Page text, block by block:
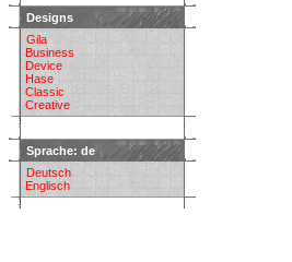
Designs
Gila
Business
Device
Hase
Classic
Creative
Sprache: de
Deutsch
Englisch